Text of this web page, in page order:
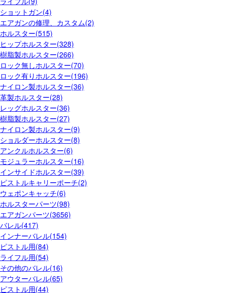
ショットガン(4)
エアガンの修理、カスタム(2)
ホルスター(515)
ヒップホルスター(328)
樹脂製ホルスター(266)
ロック無しホルスター(70)
ロック有りホルスター(196)
ナイロン製ホルスター(36)
革製ホルスター(28)
レッグホルスター(36)
樹脂製ホルスター(27)
ナイロン製ホルスター(9)
ショルダーホルスター(8)
アンクルホルスター(6)
モジュラーホルスター(16)
インサイドホルスター(39)
ピストルキャリーポーチ(2)
ウェポンキャッチ(6)
ホルスターパーツ(98)
エアガンパーツ(3656)
バレル(417)
インナーバレル(154)
ピストル用(84)
ライフル用(54)
その他のバレル(16)
アウターバレル(65)
ピストル用(44)